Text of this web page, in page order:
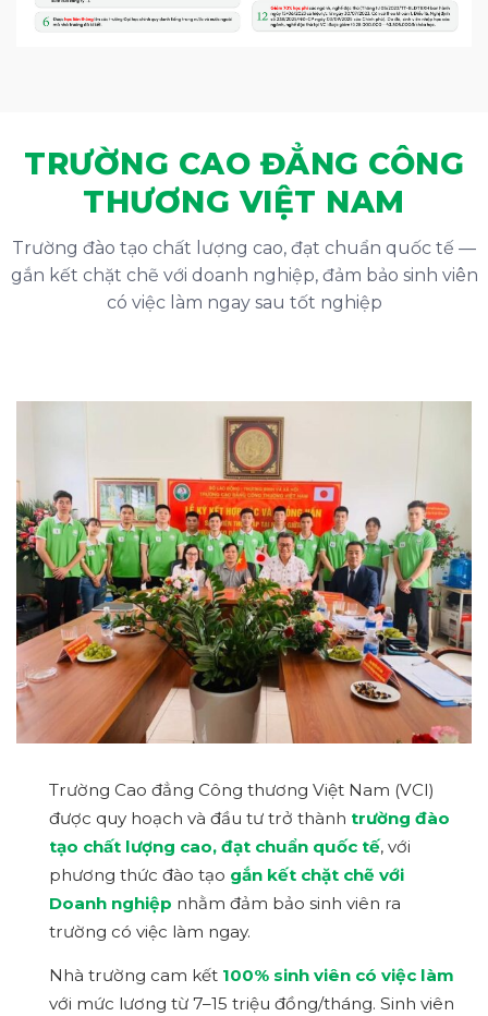
TRƯỜNG CAO ĐẲNG CÔNG
THƯƠNG VIỆT NAM
Trường đào tạo chất lượng cao, đạt chuẩn quốc tế —
gắn kết chặt chẽ với doanh nghiệp, đảm bảo sinh viên
có việc làm ngay sau tốt nghiệp
Trường Cao đẳng Công thương Việt Nam (VCI)
được quy hoạch và đầu tư trở thành trường đào
tạo chất lượng cao, đạt chuẩn quốc tế, với
phương thức đào tạo gắn kết chặt chẽ với
Doanh nghiệp nhằm đảm bảo sinh viên ra
trường có việc làm ngay.
Nhà trường cam kết 100% sinh viên có việc làm
với mức lương từ 7–15 triệu đồng/tháng. Sinh viên